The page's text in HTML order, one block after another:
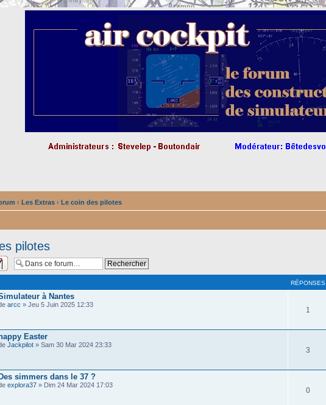
‹ Les Extras ‹ Le coin des pilotes
pilotes
RÉPONSES
à Nantes
arcc » Jeu 5 Juin 2025 12:33
1
happy Easter
Jackpilot » Sam 30 Mar 2024 23:33
3
Des simmers dans le 37 ?
explora37 » Dim 24 Mar 2024 17:03
0